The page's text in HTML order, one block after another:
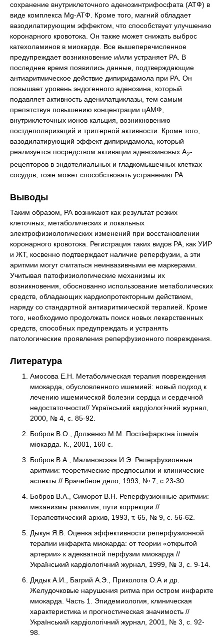
сохранение внутриклеточного аденозинтрифосфата (АТФ) в
виде комплекса Mg-АТФ. Кроме того, магний обладает
вазодилатирующим эффектом, что способствует улучшению
коронарного кровотока. Он также может снижать выброс
катехоламинов в миокарде. Все вышеперечисленное
предупреждает возникновение и/или устраняет РА. В
последнее время появились данные, подтверждающие
антиаритмическое действие дипиридамола при РА. Он
повышает уровень эндогенного аденозина, который
подавляет активность аденилатциклазы, тем самым
препятствуя повышению концентрации цАМФ,
внутриклеточных ионов кальция, возникновению
постдеполяризаций и триггерной активности. Кроме того,
вазодилатирующий эффект дипиридамола, который
реализуется посредством активации аденозиновых А2-
рецепторов в эндотелиальных и гладкомышечных клетках
сосудов, тоже может способствовать устранению РА.
Выводы
Таким образом, РА возникают как результат резких
клеточных, метаболических и локальных
электрофизиологических изменений при восстановлении
коронарного кровотока. Регистрация таких видов РА, как УИР
и ЖТ, косвенно подтверждает наличие реперфузии, а эти
аритмии могут считаться неинвазивными ее маркерами.
Учитывая патофизиологические механизмы их
возникновения, обоснованно использование метаболических
средств, обладающих кардиопротекторным действием,
наряду со стандартной антиаритмической терапией. Кроме
того, необходимо продолжать поиск новых лекарственных
средств, способных предупреждать и устранять
патологические проявления реперфузионного повреждения.
Литература
Амосова Е.Н. Метаболическая терапия повреждения
миокарда, обусловленного ишемией: новый подход к
лечению ишемической болезни сердца и сердечной
недостаточности// Український кардіологічний журнал,
2000, № 4, с. 85-92.
Бобров В.О., Долженко М.М. Постінфарктна ішемія
міокарда. К., 2001, 160 с.
Бобров В.А., Малиновская И.Э. Реперфузионные
аритмии: теоретические предпосылки и клинические
аспекты // Врачебное дело, 1993, № 7, с.23-30.
Бобров В.А., Симорот В.Н. Реперфузионные аритмии:
механизмы развития, пути коррекции //
Терапевтический архив, 1993, т. 65, № 9, с. 56-62.
Дыкун Я.В. Оценка эффективности реперфузионной
терапии инфаркта миокарда: от теории «открытой
артерии» к адекватной перфузии миокарда //
Український кардіологічний журнал, 1999, № 3, с. 9-14.
Дядык А.И., Багрий А.Э., Приколота О.А и др.
Желудочковые нарушения ритма при остром инфаркте
миокарда. Часть 1. Эпидемиология, клиническая
характеристика и прогностическая значимость //
Український кардіологічний журнал, 2001, № 3, с. 92-
98.